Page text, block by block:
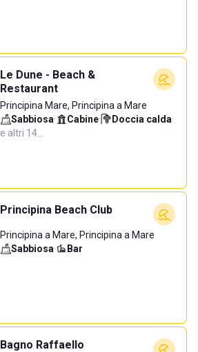
Le Dune - Beach &
Restaurant
Principina Mare, Principina a Mare
Sabbiosa· Cabine· Doccia calda·
e altri 14…
Principina Beach Club
Principina a Mare, Principina a Mare
Sabbiosa· Bar
Bagno Raffaello